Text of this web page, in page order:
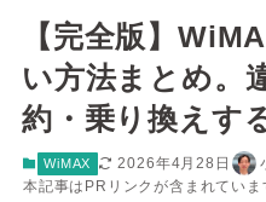
【完全版】
い方法まとめ。
約・乗り換えす
WiMAX 2026年4月28日
本記事はPRリンクが含まれていま